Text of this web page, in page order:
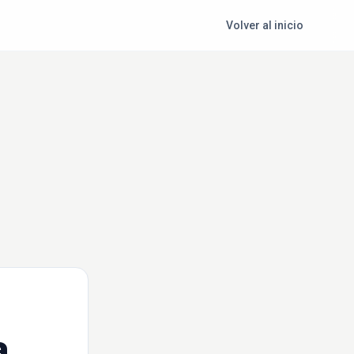
Volver al inicio